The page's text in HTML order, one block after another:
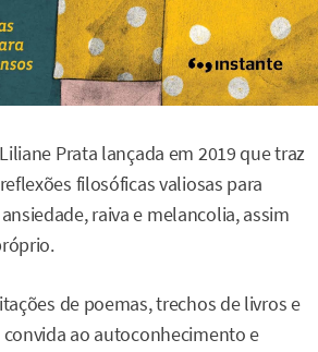
Prata lançada em 2019 que traz
filosóficas valiosas para
raiva e melancolia, assim
de poemas, trechos de livros e
ao autoconhecimento e